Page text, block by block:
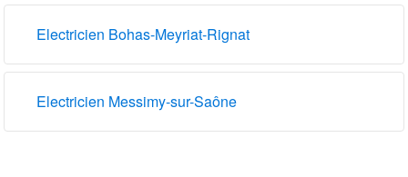
Electricien Bohas-Meyriat-Rignat
Electricien Messimy-sur-Saône